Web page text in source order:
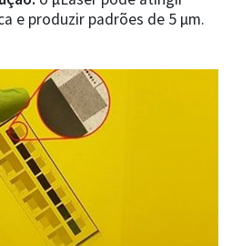
e produzir padrões de 5 µm.